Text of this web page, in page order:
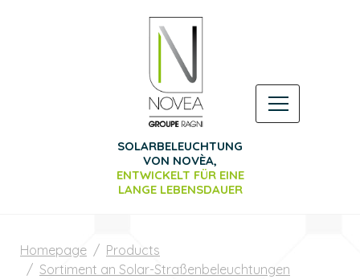
SOLARBELEUCHTUNG
VON NOVÈA,
ENTWICKELT FÜR EINE
LANGELEBENSDAUER
Homepage
Products
Sortiment an Solar-Straßenbeleuchtungen